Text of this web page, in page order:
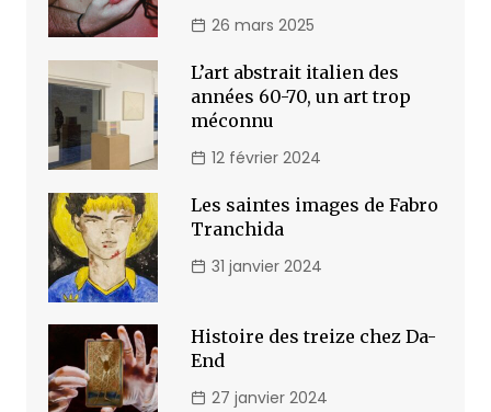
26 mars 2025
L’art abstrait italien des
années 60-70, un art trop
méconnu
12 février 2024
Les saintes images de Fabro
Tranchida
31 janvier 2024
Histoire des treize chez Da-
End
27 janvier 2024